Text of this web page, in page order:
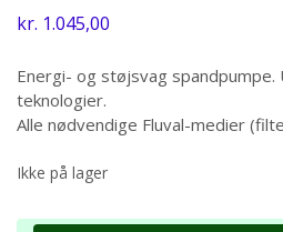
kr. 1.045,00
Energi- og støjsvag
teknologier.
Alle nødvendige Fluval-medier
Ikke på lager